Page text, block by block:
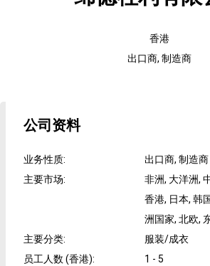
香港
出口商, 制造商
公司资料
业务性质:
出口商, 制造商
主要市场:
非洲, 大洋洲,
香港, 日本, 韩
洲国家, 北欧,
主要分类:
服装/成衣
员工人数 (香港): 1 - 5